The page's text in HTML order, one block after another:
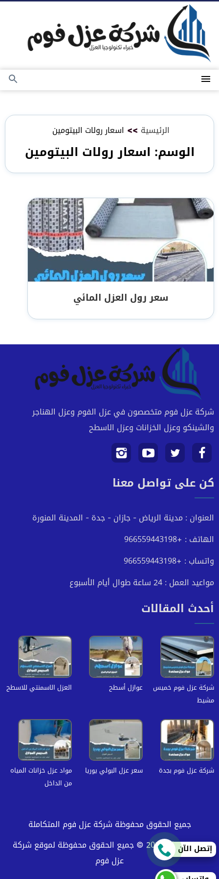
المحتوى
القائمة
بحث
الرئيسية >> اسعار رولات البيتومين
الوسم: اسعار رولات البيتومين
سعر رول العزل المائي
شركة عزل فوم متخصصون في عزل الفوم وعزل الهناجر
والشينكو وعزل الخزانات وعزل الاسطح
تابعنا
على
تابعنا
على
تابعنا
على
تابعنا
علىكن على تواصل معنا
العنوان : مدينة الرياض - جازان - جدة - المدينة المنورة
الهاتف : +966559443198
واتساب : +966559443198
مواعيد العمل : 24 ساعة طوال أيام الأسبوع
أحدث المقالات
شركة عزل فوم خميس
مشيط
عوازل أسطح العزل الاسمنتي للاسطح
شركة عزل فوم بجدة سعر عزل البولي يوريا
مواد عزل خزانات المياه
من الداخل
جميع الحقوق محفوظة شركة عزل فوم المتكاملة
حقوق النشر 2026 © جميع الحقوق محفوظة لموقع شركة
عزل فوم
إتصل الآن